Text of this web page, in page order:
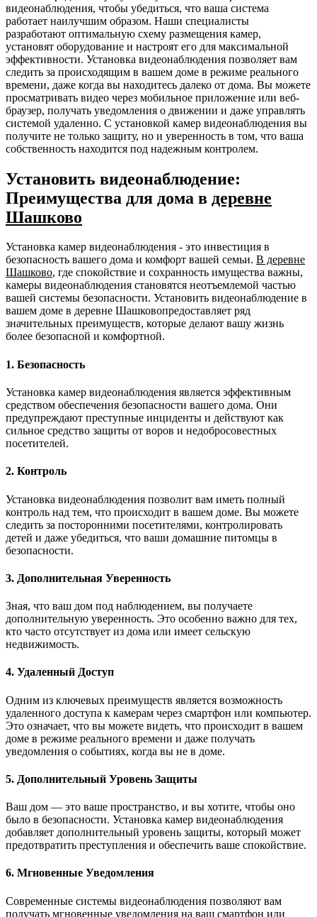
видеонаблюдения, чтобы убедиться, что ваша система
работает наилучшим образом. Наши специалисты
разработают оптимальную схему размещения камер,
установят оборудование и настроят его для максимальной
эффективности. Установка видеонаблюдения позволяет вам
следить за происходящим в вашем доме в режиме реального
времени, даже когда вы находитесь далеко от дома. Вы можете
просматривать видео через мобильное приложение или веб-
браузер, получать уведомления о движении и даже управлять
системой удаленно. С установкой камер видеонаблюдения вы
получите не только защиту, но и уверенность в том, что ваша
собственность находится под надежным контролем.
Установить видеонаблюдение:
Преимущества для дома в деревне
Шашково
Установка камер видеонаблюдения - это инвестиция в
безопасность вашего дома и комфорт вашей семьи. В деревне
Шашково, где спокойствие и сохранность имущества важны,
камеры видеонаблюдения становятся неотъемлемой частью
вашей системы безопасности. Установить видеонаблюдение в
вашем доме в деревне Шашковопредоставляет ряд
значительных преимуществ, которые делают вашу жизнь
более безопасной и комфортной.
1. Безопасность
Установка камер видеонаблюдения является эффективным
средством обеспечения безопасности вашего дома. Они
предупреждают преступные инциденты и действуют как
сильное средство защиты от воров и недобросовестных
посетителей.
2. Контроль
Установка видеонаблюдения позволит вам иметь полный
контроль над тем, что происходит в вашем доме. Вы можете
следить за посторонними посетителями, контролировать
детей и даже убедиться, что ваши домашние питомцы в
безопасности.
3. Дополнительная Уверенность
Зная, что ваш дом под наблюдением, вы получаете
дополнительную уверенность. Это особенно важно для тех,
кто часто отсутствует из дома или имеет сельскую
недвижимость.
4. Удаленный Доступ
Одним из ключевых преимуществ является возможность
удаленного доступа к камерам через смартфон или компьютер.
Это означает, что вы можете видеть, что происходит в вашем
доме в режиме реального времени и даже получать
уведомления о событиях, когда вы не в доме.
5. Дополнительный Уровень Защиты
Ваш дом — это ваше пространство, и вы хотите, чтобы оно
было в безопасности. Установка камер видеонаблюдения
добавляет дополнительный уровень защиты, который может
предотвратить преступления и обеспечить ваше спокойствие.
6. Мгновенные Уведомления
Современные системы видеонаблюдения позволяют вам
получать мгновенные уведомления на ваш смартфон или